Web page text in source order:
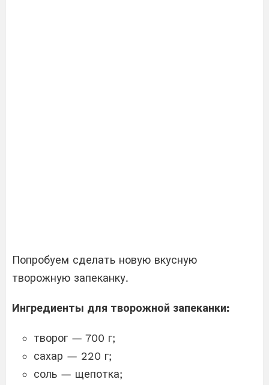
Попробуем сделать новую вкусную
творожную запеканку.
Ингредиенты для творожной запеканки:
творог — 700 г;
сахар — 220 г;
соль — щепотка;